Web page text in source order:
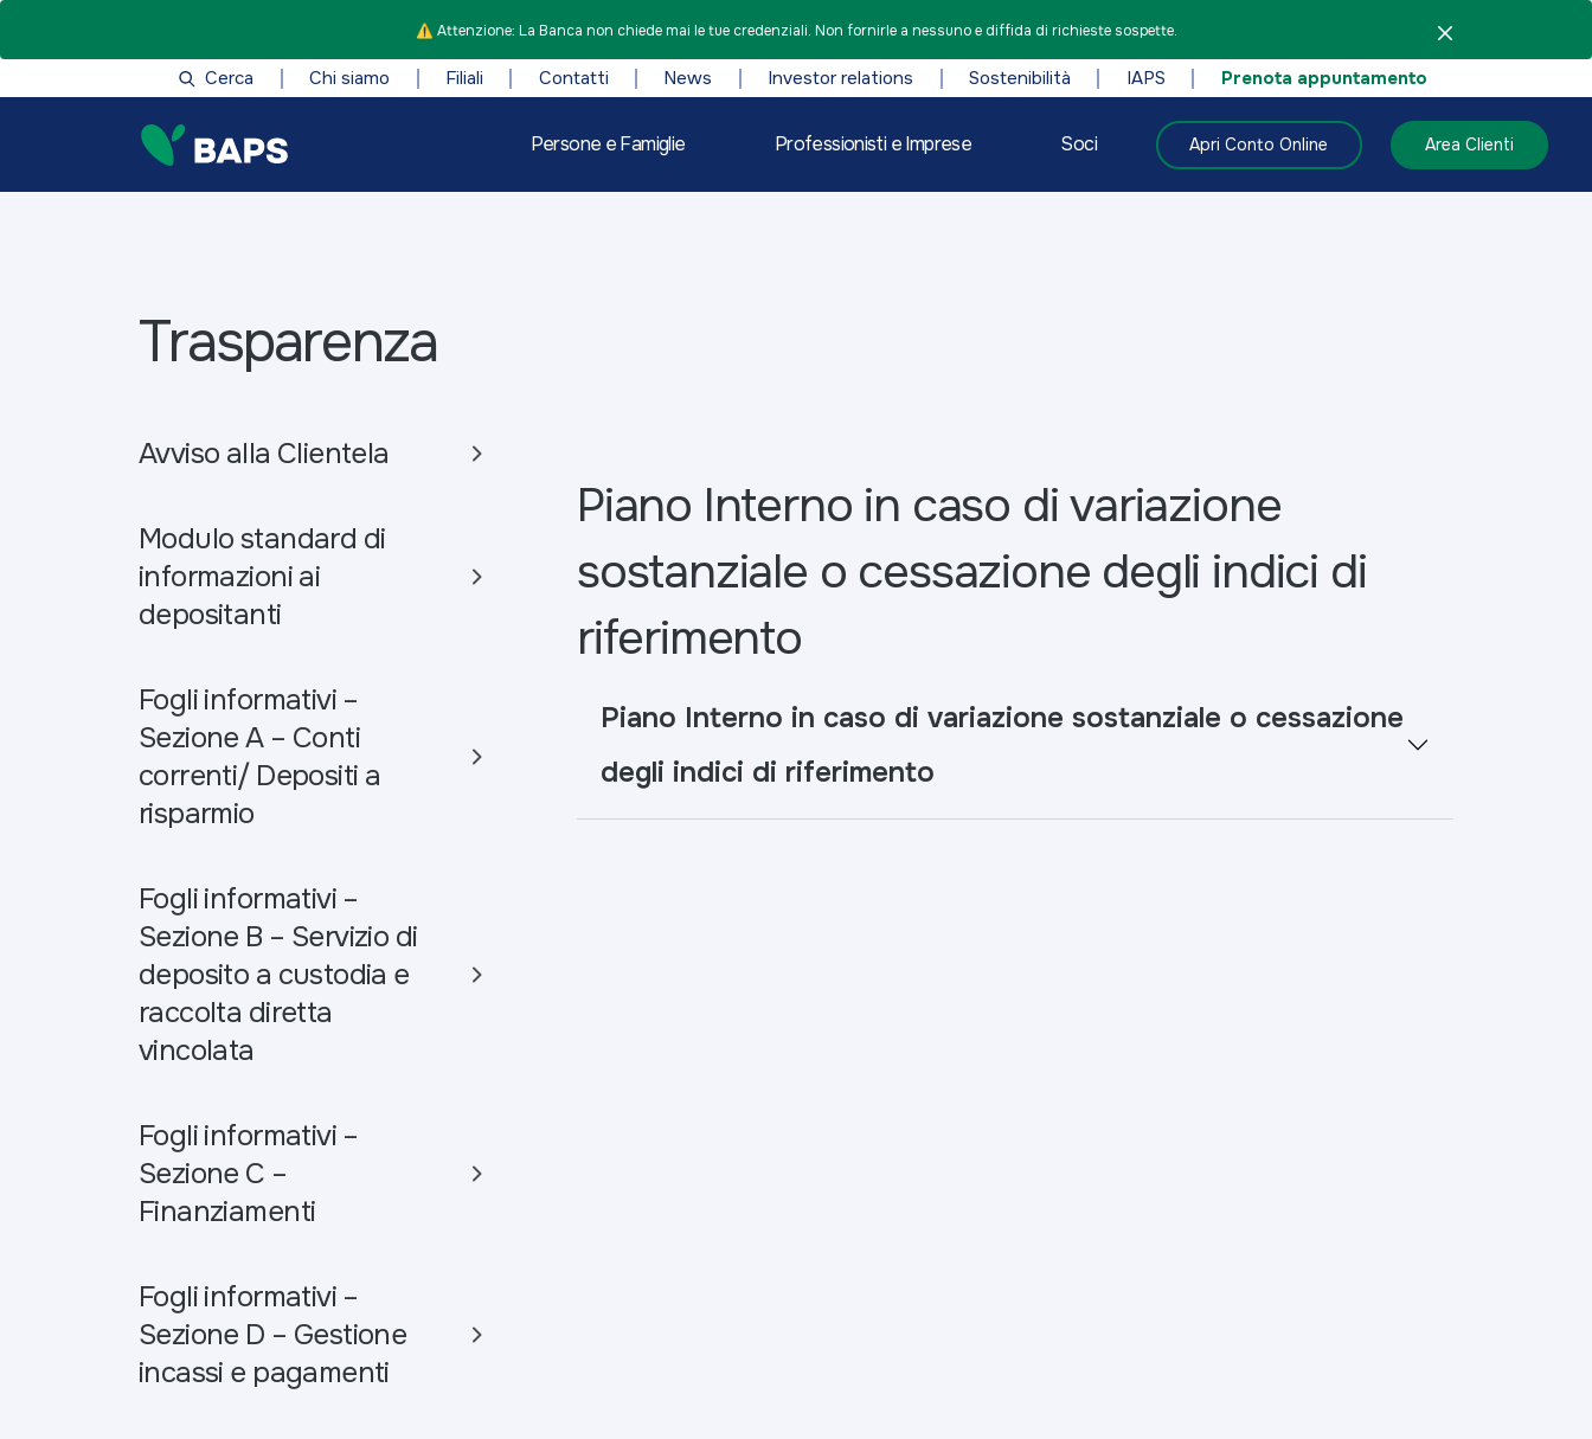
⚠️ Attenzione: La Banca non chiede mai le tue credenziali. Non fornirle a nessuno e diffida di richieste sospette.
Cerca Chi siamo Filiali Contatti News Investor relations Sostenibilità IAPS Prenota appuntamento
Persone e Famiglie Professionisti e Imprese Soci Apri Conto Online Area Clienti
Trasparenza
Avviso alla Clientela
Modulo standard di
informazioni ai
depositanti
Fogli informativi –
Sezione A – Conti
correnti/ Depositi a
risparmio
Fogli informativi –
Sezione B – Servizio di
deposito a custodia e
raccolta diretta
vincolata
Fogli informativi –
Sezione C –
Finanziamenti
Fogli informativi –
Sezione D – Gestione
incassi e pagamenti
Piano Interno in caso di variazione
sostanziale o cessazione degli indici di
riferimento
Piano Interno in caso di variazione sostanziale o cessazione
degli indici di riferimento